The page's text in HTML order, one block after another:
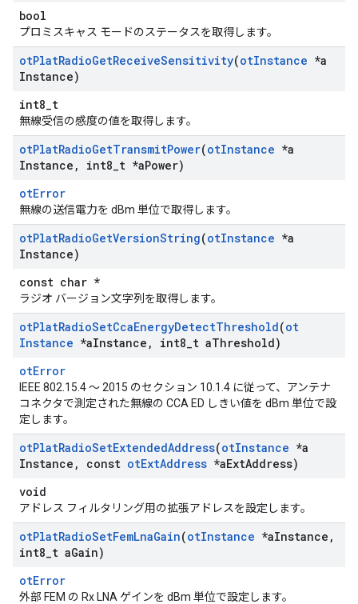
bool
プロミスキャス モードのステータスを取得します。
otPlatRadioGetReceiveSensitivity(otInstance *a
Instance)
int8_t
無線受信の感度の値を取得します。
otPlatRadioGetTransmitPower(otInstance *a
Instance , int8 t *aPower)
otError
無線の送信電力を dBm 単位で取得します。
otPlatRadioGetVersionString(otInstance *a
Instance)
const char *
ラジオ バージョン文字列を取得します。
otPlatRadioSetCcaEnergyDetectThreshold(ot
Instance *aInstance , int8 t aThreshold)
otError
IEEE 802.15.4 ～ 2015 のセクション 10.1.4 に従って、アンテナ
コネクタで測定された無線の CCA ED しきい値を dBm 単位で設
定します。
otPlatRadioSetExtendedAddress(otInstance *a
Instance , const otExtAddress *aExtAddress)
void
アドレス フィルタリング用の拡張アドレスを設定します。
otPlatRadioSetFemLnaGain(otInstance *aInstance ,
int8 t aGain)
otError
外部 FEM の Rx LNA ゲインを dBm 単位で設定します。